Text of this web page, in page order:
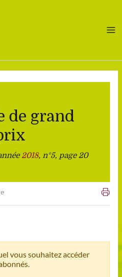
de grand
2018, n°5, page 20
vous souhaitez accéder